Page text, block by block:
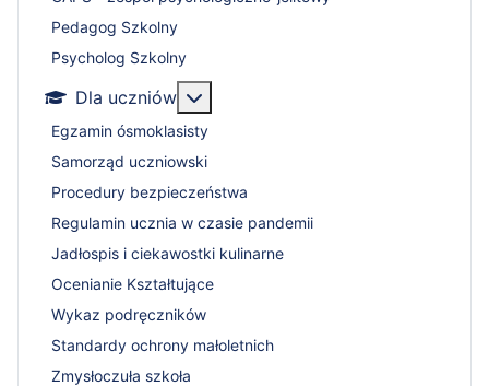
Pedagog Szkolny
Psycholog Szkolny
Dla uczniów
Egzamin ósmoklasisty
Samorząd uczniowski
Procedury bezpieczeństwa
Regulamin ucznia w czasie pandemii
Jadłospis i ciekawostki kulinarne
Ocenianie Kształtujące
Wykaz podręczników
Standardy ochrony małoletnich
Zmysłoczuła szkoła